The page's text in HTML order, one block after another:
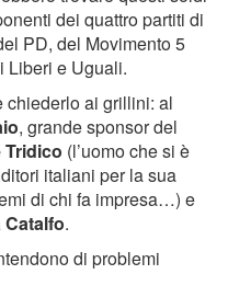
dei quattro partiti di
PD, del Movimento 5
Liberi e Uguali.
chiederlo ai grillini: al
, grande sponsor del
Tridico (l’uomo che si è
italiani per la sua
di chi fa impresa…) e
Catalfo.
di problemi